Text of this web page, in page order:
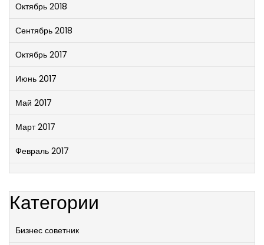
Октябрь 2018
Сентябрь 2018
Октябрь 2017
Июнь 2017
Май 2017
Март 2017
Февраль 2017
Категории
Бизнес советник